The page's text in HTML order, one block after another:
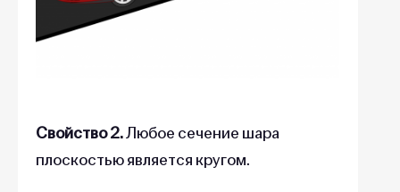
Свойство 2.Любое сечение шара
плоскостью является кругом.